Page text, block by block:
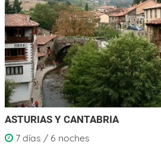
ASTURIAS Y CANTABRIA
7 días / 6 noches